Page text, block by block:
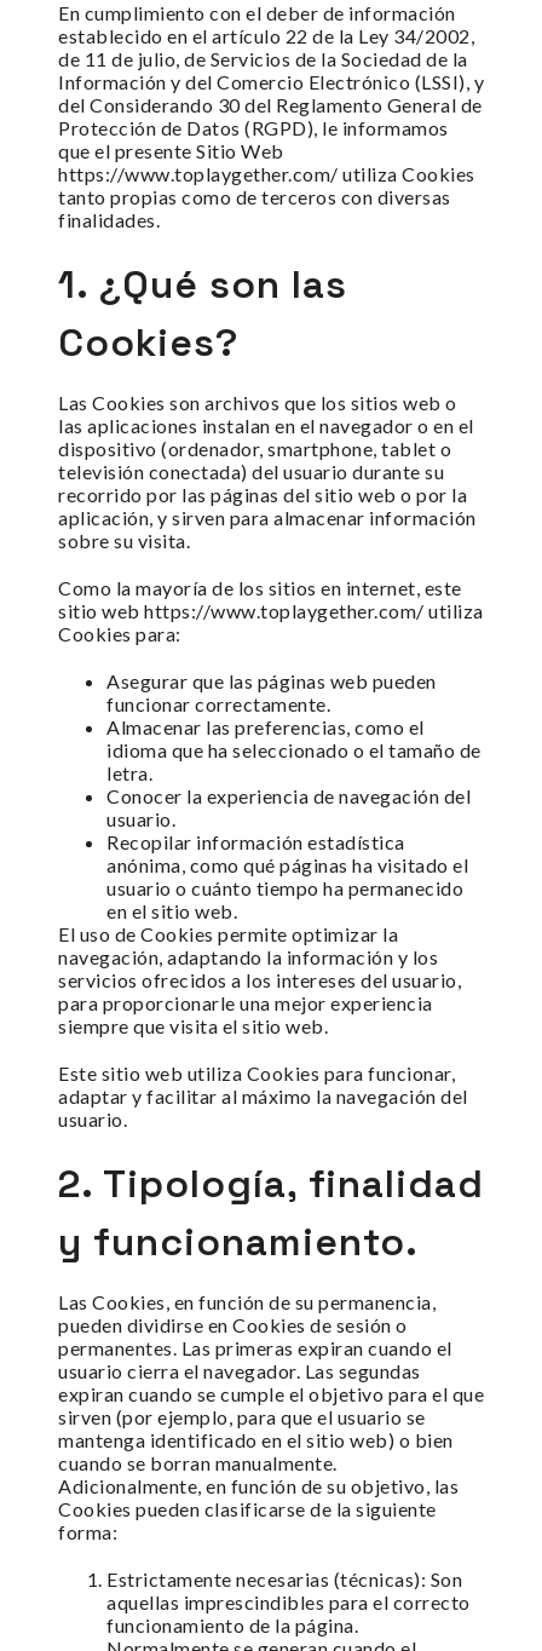
En cumplimiento con el deber de información
establecido en el artículo 22 de la Ley 34/2002,
de 11 de julio, de Servicios de la Sociedad de la
Información y del Comercio Electrónico (LSSI), y
del Considerando 30 del Reglamento General de
Protección de Datos (RGPD), le informamos
que el presente Sitio Web
https://www.toplaygether.com/ utiliza Cookies
tanto propias como de terceros con diversas
finalidades.
1. ¿Qué son las
Cookies?
Las Cookies son archivos que los sitios web o
las aplicaciones instalan en el navegador o en el
dispositivo (ordenador, smartphone, tablet o
televisión conectada) del usuario durante su
recorrido por las páginas del sitio web o por la
aplicación, y sirven para almacenar información
sobre su visita.
Como la mayoría de los sitios en internet, este
sitio web https://www.toplaygether.com/ utiliza
Cookies para:
Asegurar que las páginas web pueden
funcionar correctamente.
Almacenar las preferencias, como el
idioma que ha seleccionado o el tamaño de
letra.
Conocer la experiencia de navegación del
usuario.
Recopilar información estadística
anónima, como qué páginas ha visitado el
usuario o cuánto tiempo ha permanecido
en el sitio web.
El uso de Cookies permite optimizar la
navegación, adaptando la información y los
servicios ofrecidos a los intereses del usuario,
para proporcionarle una mejor experiencia
siempre que visita el sitio web.
Este sitio web utiliza Cookies para funcionar,
adaptar y facilitar al máximo la navegación del
usuario.
2. Tipología, finalidad
y funcionamiento.
Las Cookies, en función de su permanencia,
pueden dividirse en Cookies de sesión o
permanentes. Las primeras expiran cuando el
usuario cierra el navegador. Las segundas
expiran cuando se cumple el objetivo para el que
sirven (por ejemplo, para que el usuario se
mantenga identificado en el sitio web) o bien
cuando se borran manualmente.
Adicionalmente, en función de su objetivo, las
Cookies pueden clasificarse de la siguiente
forma:
Estrictamente necesarias (técnicas): Son
aquellas imprescindibles para el correcto
funcionamiento de la página.